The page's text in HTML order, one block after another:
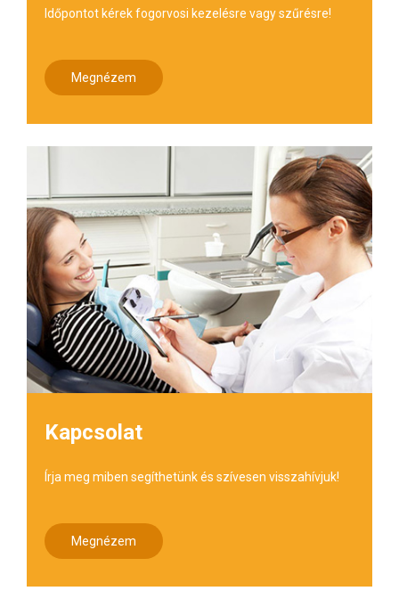
Időpontot kérek fogorvosi kezelésre vagy szűrésre!
Megnézem
Kapcsolat
Írja meg miben segíthetünk és szívesen visszahívjuk!
Megnézem